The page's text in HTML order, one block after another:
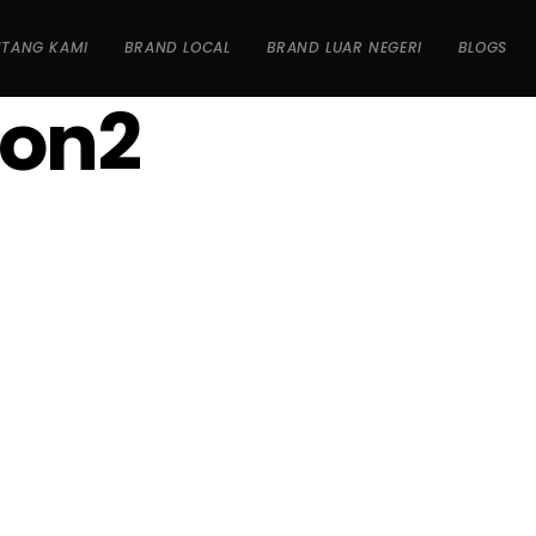
KAMI BRAND LOCAL BRAND LUAR NEGERI BLOGS